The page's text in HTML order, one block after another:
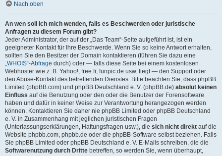
Nach oben
An wen soll ich mich wenden, falls es Beschwerden oder juristische
Anfragen zu diesem Forum gibt?
Jeder Administrator, der auf der „Das Team“-Seite aufgeführt ist, ist ein
geeigneter Kontakt für Ihre Beschwerde. Wenn Sie so keine Antwort erhalten,
sollten Sie den Besitzer der Domain kontaktieren (führen Sie dazu eine
„WHOIS“-Abfrage durch) oder — falls diese Seite bei einem kostenlosen
Webhoster wie z. B. Yahoo!, free.fr, funpic.de usw. liegt — den Support oder
den Abuse-Kontakt des betreffenden Dienstes. Bitte beachten Sie, dass phpBB
Limited (phpBB.com) und phpBB Deutschland e. V. (phpBB.de) absolut keinen
Einfluss auf die Benutzung oder den oder die Benutzer der Forensoftware
haben und dafür in keiner Weise zur Verantwortung herangezogen werden
können. Kontaktieren Sie daher nie phpBB Limited oder phpBB Deutschland
e. V. in Zusammenhang mit jeglichen juristischen Fragen
(Unterlassungserklärungen, Haftungsfragen usw.), die sich nicht direkt auf die
Website phpbb.com, phpbb.de oder die phpBB-Software selbst beziehen. Falls
Sie phpBB Limited oder phpBB Deutschland e. V. E-Mails schreiben, die die
Softwarenutzung durch Dritte betreffen, so werden Sie, wenn überhaupt,